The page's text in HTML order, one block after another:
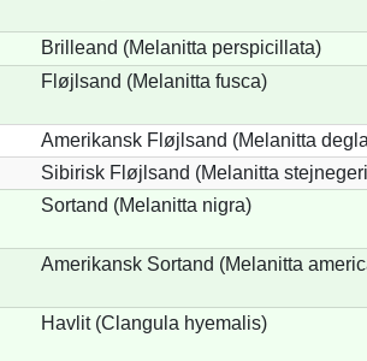
Brilleand (Melanitta perspicillata)
Fløjlsand (Melanitta fusca)
Amerikansk Fløjlsand (Melanitta
Sibirisk Fløjlsand (Melanitta
Sortand (Melanitta nigra)
Amerikansk Sortand (Melanitta
Havlit (Clangula hyemalis)